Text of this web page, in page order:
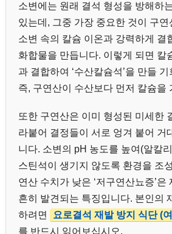
소변에는 원래 결석 형성을 방해하
있는데, 그중 가장 중요한 것이 구
소변 속의 칼슘 이온과 강력하게 결
화합물을 만듭니다. 이렇게 되면 칼
과 결합하여 ‘수산칼슘석’을 만들
즉, 구연산이 수산보다 먼저 칼슘을
또한 구연산은 이미 형성된 미세한
라붙어 결정들이 서로 엉겨 붙어 거
니다. 소변의 pH 농도를 높여(알칼
스틴석이 생기지 않도록 환경을 조
연산 수치가 낮은 ‘저구연산뇨증’은
흔히 발견되는 특징입니다. 본인의
하려면
요로결석 재발 방지 식단 (
를 반드시 읽어보십시오.